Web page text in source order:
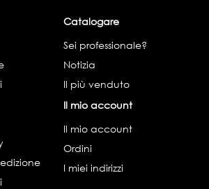
Catalogare
Sei professionale?
Notizia
Il più venduto
Il mio account
Il mio account
Ordini
I miei indirizzi